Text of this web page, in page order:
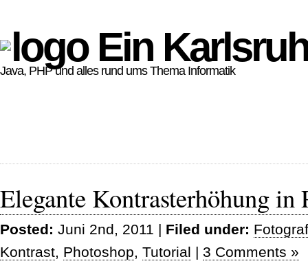
Ein
Java, PHP und alles rund ums Thema Informatik
Elegante Kontrasterhöhung in
Posted: Juni 2nd, 2011 | Filed under:
Kontrast, Photoshop, Tutorial | 3 Comments »